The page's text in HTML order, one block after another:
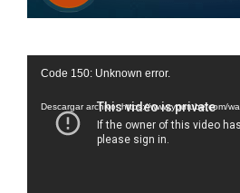
Reproductor
vídeo
Code 150: Unknown error.
Descargar archivo: https://www.youtube.com/